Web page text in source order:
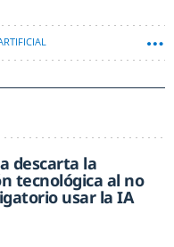
descarta la
tecnológica al no
usar la IA